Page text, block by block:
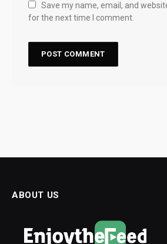
Save my name, email, and
for the next time I comment.
ABOUT US